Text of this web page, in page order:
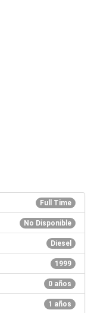
Full Time
No Disponible
Diesel
1999
0 años
1 años